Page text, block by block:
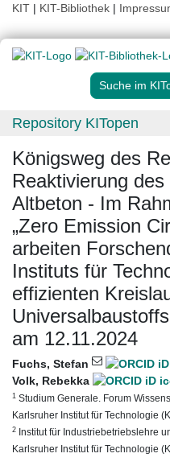
KIT | KIT-Bibliothek |
Suche im
Repository KITopen
Königsweg des
Reaktivierung
Altbeton - Im
„Zero Emission
arbeiten
Instituts für
effizienten
am 12.11.2024
Fuchs, Stefan
Volk, Rebekka
1 Studium Generale. Forum
Karlsruher Institut für Technologie
2 Institut für Industriebetriebslehre
Karlsruher Institut für Technologie